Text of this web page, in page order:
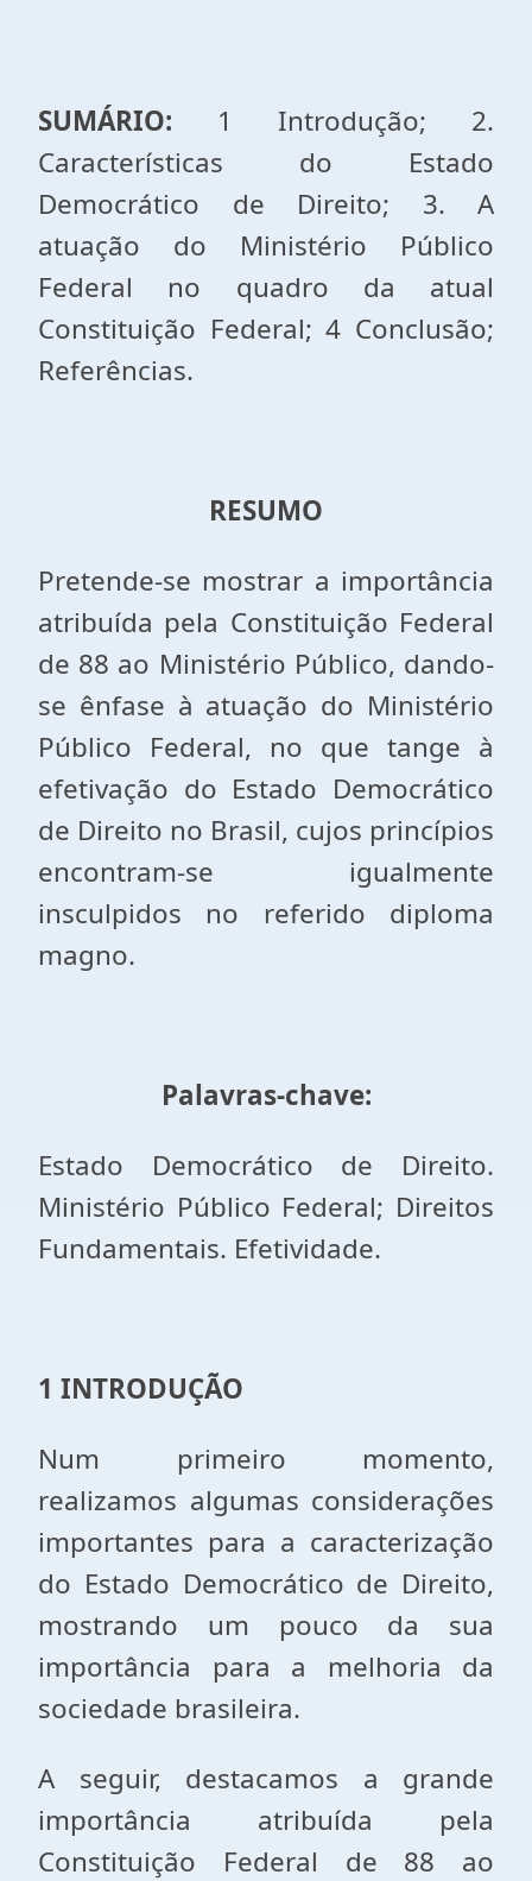
SUMÁRIO: 1 Introdução; 2.
Características do Estado
Democrático de Direito; 3. A
atuação do Ministério Público
Federal no quadro da atual
Constituição Federal; 4 Conclusão;
Referências.
RESUMO
Pretende-se mostrar a importância
atribuída pela Constituição Federal
de 88 ao Ministério Público, dando-
se ênfase à atuação do Ministério
Público Federal, no que tange à
efetivação do Estado Democrático
de Direito no Brasil, cujos princípios
encontram-se igualmente
insculpidos no referido diploma
magno.
Palavras-chave:
Estado Democrático de Direito.
Ministério Público Federal; Direitos
Fundamentais. Efetividade.
1 INTRODUÇÃO
Num primeiro momento,
realizamos algumas considerações
importantes para a caracterização
do Estado Democrático de Direito,
mostrando um pouco da sua
importância para a melhoria da
sociedade brasileira.
A seguir, destacamos a grande
importância atribuída pela
Constituição Federal de 88 ao